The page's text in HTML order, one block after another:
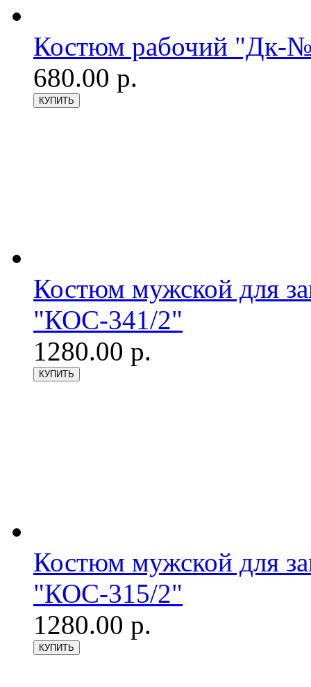
Костюм рабочий "Дк-
680.00 р.
Костюм мужской для
"КОС-341/2"
1280.00 р.
Костюм мужской для
"КОС-315/2"
1280.00 р.